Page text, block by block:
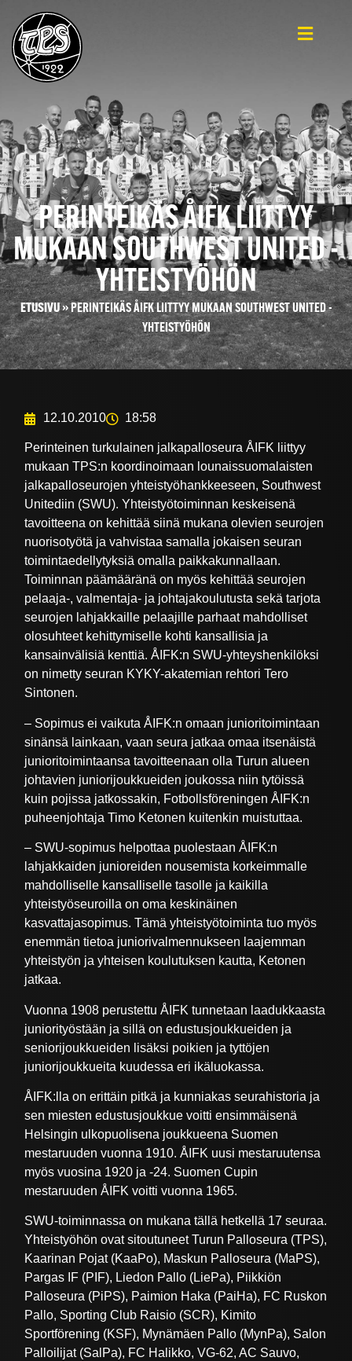
PERINTEIKÄS ÅIFK LIITTYY
MUKAAN SOUTHWEST UNITED -
YHTEISTYÖHÖN
ETUSIVU»PERINTEIKÄS ÅIFK LIITTYY MUKAAN SOUTHWEST UNITED -
YHTEISTYÖHÖN
12.10.2010 18:58
Perinteinen turkulainen jalkapalloseura ÅIFK liittyy
mukaan TPS:n koordinoimaan lounaissuomalaisten
jalkapalloseurojen yhteistyöhankkeeseen, Southwest
Unitediin (SWU). Yhteistyötoiminnan keskeisenä
tavoitteena on kehittää siinä mukana olevien seurojen
nuorisotyötä ja vahvistaa samalla jokaisen seuran
toimintaedellytyksiä omalla paikkakunnallaan.
Toiminnan päämääränä on myös kehittää seurojen
pelaaja-, valmentaja- ja johtajakoulutusta sekä tarjota
seurojen lahjakkaille pelaajille parhaat mahdolliset
olosuhteet kehittymiselle kohti kansallisia ja
kansainvälisiä kenttiä. ÅIFK:n SWU-yhteyshenkilöksi
on nimetty seuran KYKY-akatemian rehtori Tero
Sintonen.
– Sopimus ei vaikuta ÅIFK:n omaan junioritoimintaan
sinänsä lainkaan, vaan seura jatkaa omaa itsenäistä
junioritoimintaansa tavoitteenaan olla Turun alueen
johtavien juniorijoukkueiden joukossa niin tytöissä
kuin pojissa jatkossakin, Fotbollsföreningen ÅIFK:n
puheenjohtaja Timo Ketonen kuitenkin muistuttaa.
– SWU-sopimus helpottaa puolestaan ÅIFK:n
lahjakkaiden junioreiden nousemista korkeimmalle
mahdolliselle kansalliselle tasolle ja kaikilla
yhteistyöseuroilla on oma keskinäinen
kasvattajasopimus. Tämä yhteistyötoiminta tuo myös
enemmän tietoa juniorivalmennukseen laajemman
yhteistyön ja yhteisen koulutuksen kautta, Ketonen
jatkaa.
Vuonna 1908 perustettu ÅIFK tunnetaan laadukkaasta
juniorityöstään ja sillä on edustusjoukkueiden ja
seniorijoukkueiden lisäksi poikien ja tyttöjen
juniorijoukkueita kuudessa eri ikäluokassa.
ÅIFK:lla on erittäin pitkä ja kunniakas seurahistoria ja
sen miesten edustusjoukkue voitti ensimmäisenä
Helsingin ulkopuolisena joukkueena Suomen
mestaruuden vuonna 1910. ÅIFK uusi mestaruutensa
myös vuosina 1920 ja -24. Suomen Cupin
mestaruuden ÅIFK voitti vuonna 1965.
SWU-toiminnassa on mukana tällä hetkellä 17 seuraa.
Yhteistyöhön ovat sitoutuneet Turun Palloseura (TPS),
Kaarinan Pojat (KaaPo), Maskun Palloseura (MaPS),
Pargas IF (PIF), Liedon Pallo (LiePa), Piikkiön
Palloseura (PiPS), Paimion Haka (PaiHa), FC Ruskon
Pallo, Sporting Club Raisio (SCR), Kimito
Sportförening (KSF), Mynämäen Pallo (MynPa), Salon
Palloilijat (SalPa), FC Halikko, VG-62, AC Sauvo,